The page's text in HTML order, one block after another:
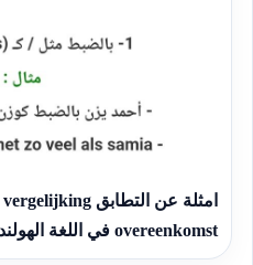
overeenkomst في اللغة الهولندية 2025